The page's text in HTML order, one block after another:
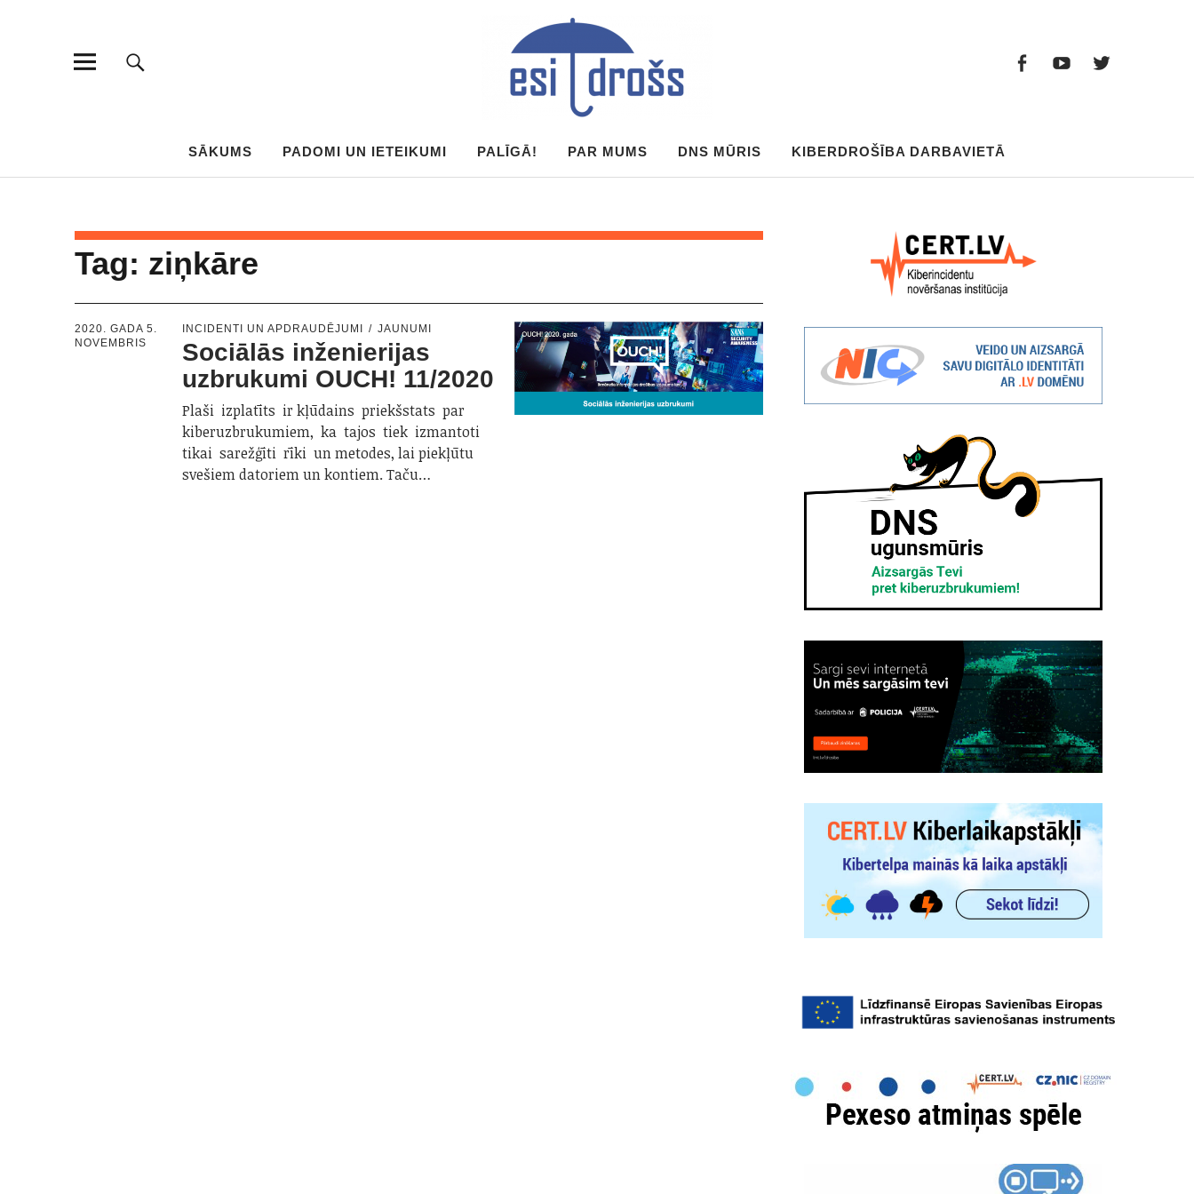
SĀKUMS PADOMI UN IETEIKUMI PALĪGĀ! PAR MUMS DNS MŪRIS KIBERDROŠĪBA DARBAVIETĀ
Tag: ziņkāre
2020. GADA 5.
NOVEMBRIS
INCIDENTI UN APDRAUDĒJUMI JAUNUMI
Sociālās inženierijas
uzbrukumi OUCH! 11/2020
Plaši izplatīts ir kļūdains priekšstats par
kiberuzbrukumiem, ka tajos tiek izmantoti
tikai sarežģīti rīki un metodes, lai piekļūtu
svešiem datoriem un kontiem. Taču…